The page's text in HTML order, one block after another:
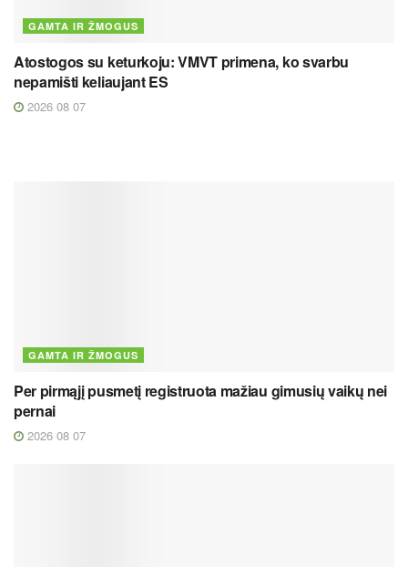
GAMTA IR ŽMOGUS
Atostogos su keturkoju: VMVT primena, ko svarbu
nepamišti keliaujant ES
2026 08 07
GAMTA IR ŽMOGUS
Per pirmąjį pusmetį registruota mažiau gimusių vaikų nei
pernai
2026 08 07